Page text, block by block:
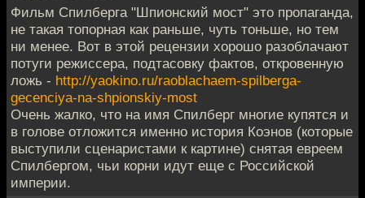
Фильм Спилберга "Шпионский мост" это пропаганда,
не такая топорная как раньше, чуть тоньше, но тем
ни менее. Вот в этой рецензии хорошо разоблачают
потуги режиссера, подтасовку фактов, откровенную
ложь - http://yaokino.ru/raoblachaem-spilberga-
gecenciya-na-shpionskiy-most
Очень жалко, что на имя Спилберг многие купятся и
в голове отложится именно история Коэнов (которые
выступили сценаристами к картине) снятая евреем
Спилбергом, чьи корни идут еще с Российской
империи.